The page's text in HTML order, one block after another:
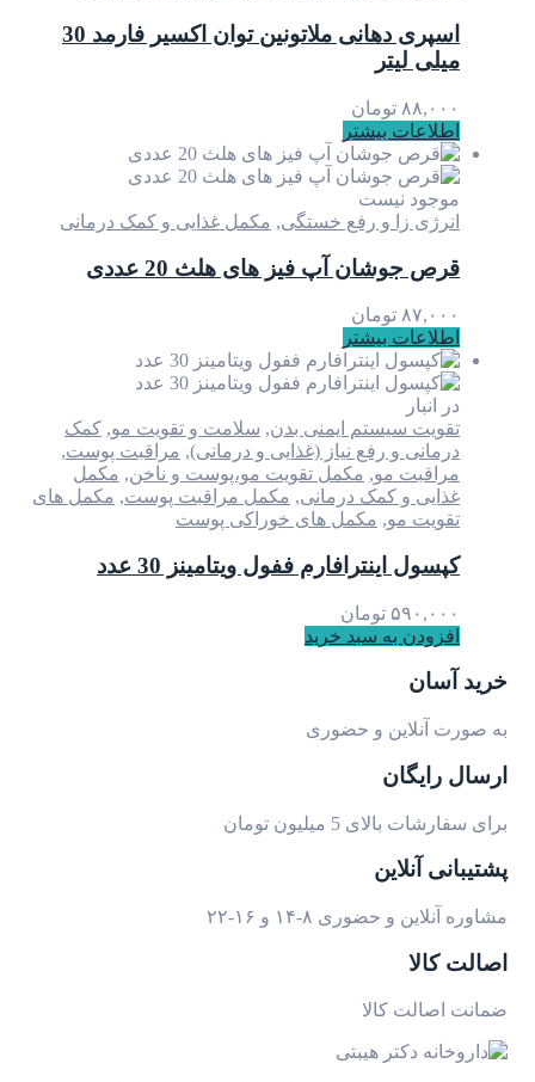
اسپری دهانی ملاتونین توان اکسیر فارمد 30
میلی لیتر
۸۸,۰۰۰ تومان
اطلاعات بیشتر
موجود نیست
انرژی زا و رفع خستگی, مکمل غذایی و کمک درمانی
قرص جوشان آپ فیز های هلث 20 عددی
۸۷,۰۰۰ تومان
اطلاعات بیشتر
در انبار
تقویت سیستم ایمنی بدن, سلامت و تقویت مو, کمک
درمانی و رفع نیاز (غذایی و درمانی), مراقبت پوست,
مراقبت مو, مکمل تقویت مو،پوست و ناخن, مکمل
غذایی و کمک درمانی, مکمل مراقبت پوست, مکمل های
تقویت مو, مکمل های خوراکی پوست
کپسول اینترافارم ففول ویتامینز 30 عدد
۵۹۰,۰۰۰ تومان
افزودن به سبد خرید
خرید آسان
به صورت آنلاین و حضوری
ارسال رایگان
برای سفارشات بالای 5 میلیون تومان
پشتیبانی آنلاین
مشاوره آنلاین و حضوری ۸-۱۴ و ۱۶-۲۲
اصالت کالا
ضمانت اصالت کالا